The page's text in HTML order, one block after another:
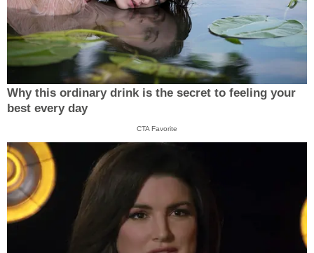
Why this ordinary drink is the secret to feeling your
best every day
CTA Favorite